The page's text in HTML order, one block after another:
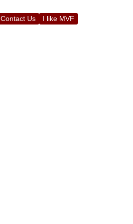
Contact Us I like MVF